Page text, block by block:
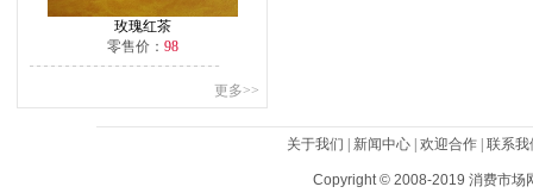
玫瑰红茶
零售价： 98
更多>>
关于我们 新闻中心 欢迎合作 联系我
Copyright © 2008-2019 消费市场